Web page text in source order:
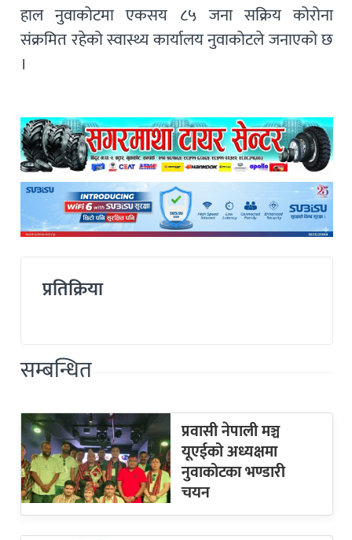
हाल नुवाकोटमा एकसय ८५ जना सक्रिय कोरोना
संक्रमित रहेको स्वास्थ्य कार्यालय नुवाकोटले जनाएको छ
।
प्रतिक्रिया
सम्बन्धित
प्रवासी नेपाली मञ्च
यूएईको अध्यक्षमा
नुवाकोटका भण्डारी
चयन